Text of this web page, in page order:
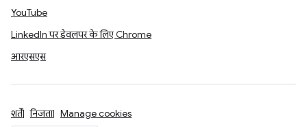
YouTube
LinkedIn पर डेवलपर के लिए Chrome
आरएसएस
शर्तें निजता Manage cookies